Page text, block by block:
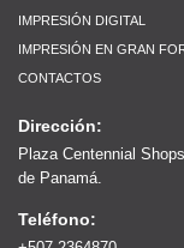
IMPRESIÓN DIGITAL
IMPRESIÓN EN GRAN
CONTACTOS
Dirección:
Plaza Centennial
de Panamá.
Teléfono: